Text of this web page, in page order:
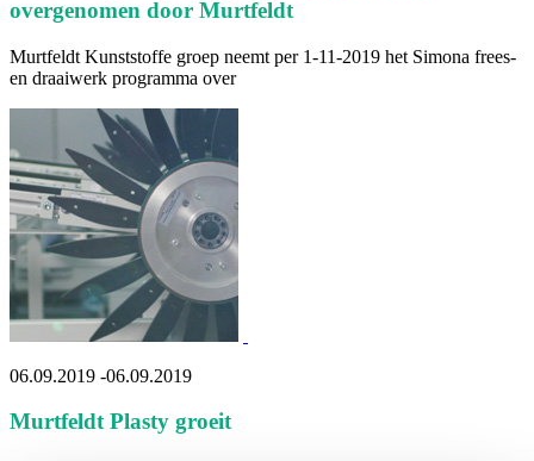
overgenomen door Murtfeldt
Murtfeldt Kunststoffe groep neemt per 1-11-2019 het Simona frees-
en draaiwerk programma over
06.09.2019 -06.09.2019
Murtfeldt Plasty groeit